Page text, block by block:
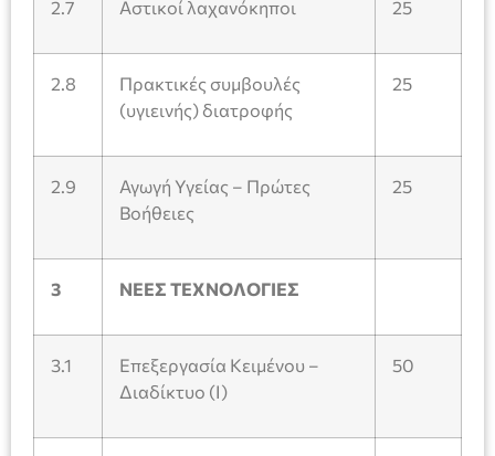
2.7 Αστικοί λαχανόκηποι 25
2.8
Πρακτικές συμβουλές
(υγιεινής) διατροφής
25
2.9
Αγωγή Υγείας – Πρώτες
Βοήθειες
25
3 ΝΕΕΣ ΤΕΧΝΟΛΟΓΙΕΣ
3.1
Επεξεργασία Κειμένου –
Διαδίκτυο (Ι)
50